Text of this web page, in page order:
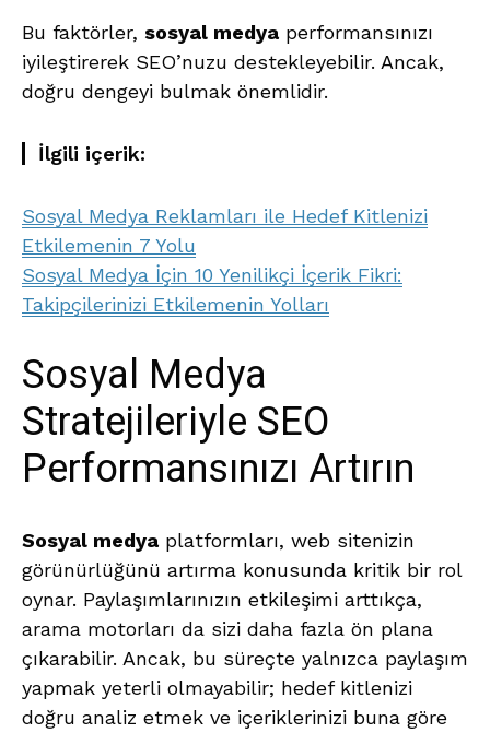
Bu faktörler, sosyal medya performansınızı
iyileştirerek SEO’nuzu destekleyebilir. Ancak,
doğru dengeyi bulmak önemlidir.
İlgili içerik:
Sosyal Medya Reklamları ile Hedef Kitlenizi
Etkilemenin 7 Yolu
Sosyal Medya İçin 10 Yenilikçi İçerik Fikri:
Takipçilerinizi Etkilemenin Yolları
Sosyal Medya
Stratejileriyle SEO
Performansınızı Artırın
Sosyal medya platformları, web sitenizin
görünürlüğünü artırma konusunda kritik bir rol
oynar. Paylaşımlarınızın etkileşimi arttıkça,
arama motorları da sizi daha fazla ön plana
çıkarabilir. Ancak, bu süreçte yalnızca paylaşım
yapmak yeterli olmayabilir; hedef kitlenizi
doğru analiz etmek ve içeriklerinizi buna göre